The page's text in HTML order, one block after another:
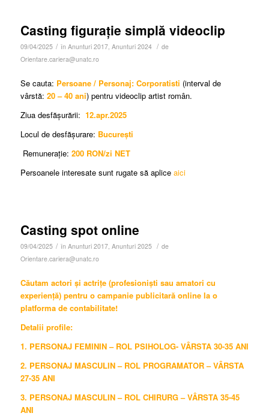
Casting figurație simplă videoclip
09/04/2025 / în Anunturi 2017, Anunturi 2024 / de
Orientare.cariera@unatc.ro
Se cauta: Persoane / Personaj: Corporatisti (interval de
vârstă: 20 – 40 ani) pentru videoclip artist român.
Ziua desfășurării: 12.apr.2025
Locul de desfășurare: București
Remunerație: 200 RON/zi NET
Persoanele interesate sunt rugate să aplice aici
Casting spot online
09/04/2025 / în Anunturi 2017, Anunturi 2025 / de
Orientare.cariera@unatc.ro
Căutam actori și actrițe (profesioniști sau amatori cu
experiență) pentru o campanie publicitară online la o
platforma de contabilitate!
Detalii profile:
1. PERSONAJ FEMININ – ROL PSIHOLOG- VÂRSTA 30-35 ANI
2. PERSONAJ MASCULIN – ROL PROGRAMATOR – VÂRSTA
27-35 ANI
3. PERSONAJ MASCULIN – ROL CHIRURG – VÂRSTA 35-45
ANI